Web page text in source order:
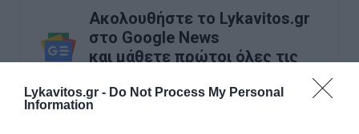
Lykavitos.gr - Do Not Process My Personal
Information
Ακολουθήστε το Lykavitos.gr
στο Google News
και μάθετε πρώτοι όλες τις